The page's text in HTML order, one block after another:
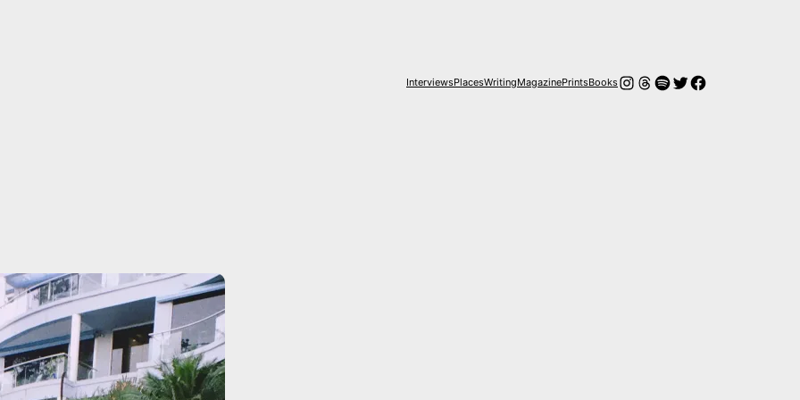
InterviewsPlacesWritingMagazinePrintsBooksInstagram
Threads
Spotify
Twitter
Facebook